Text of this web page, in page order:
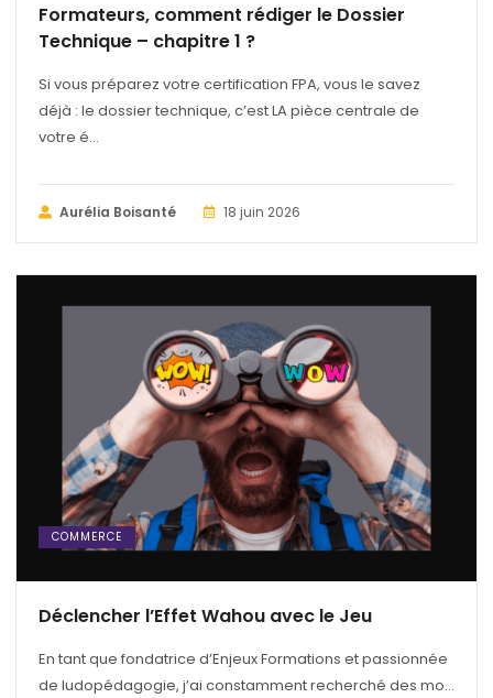
Formateurs, comment rédiger le Dossier
Technique – chapitre 1 ?
Si vous préparez votre certification FPA, vous le savez
déjà : le dossier technique, c’est LA pièce centrale de
votre é...
Aurélia Boisanté 18 juin 2026
COMMERCE
Déclencher l’Effet Wahou avec le Jeu
En tant que fondatrice d’Enjeux Formations et passionnée
de ludopédagogie, j’ai constamment recherché des mo...